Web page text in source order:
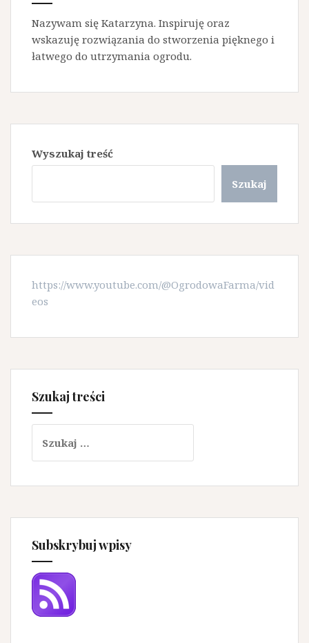
Nazywam się Katarzyna. Inspiruję oraz
wskazuję rozwiązania do stworzenia pięknego i
łatwego do utrzymania ogrodu.
Wyszukaj treść
Szukaj
https://www.youtube.com/@OgrodowaFarma/vid
eos
Szukaj treści
Subskrybuj wpisy